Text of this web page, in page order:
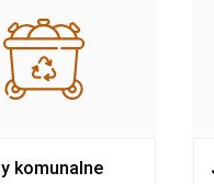
komunalne